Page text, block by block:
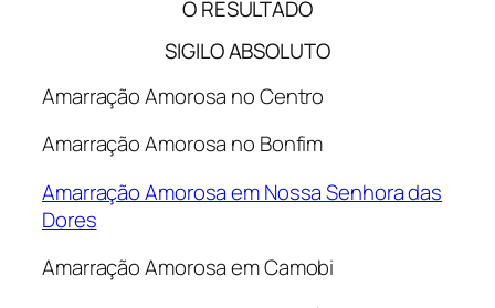
O RESULTADO
SIGILO ABSOLUTO
Amarração Amorosa no Centro
Amarração Amorosa no Bonfim
Amarração Amorosa em Nossa Senhora das
Dores
Amarração Amorosa em Camobi